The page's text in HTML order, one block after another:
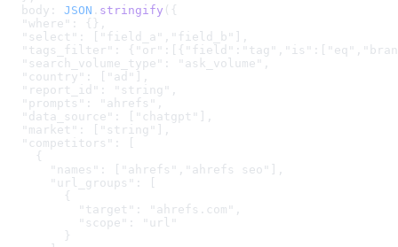
  body:
JSON . stringify ( {
  "where": {},
  "select": ["field_a","field_b"],
"tags_filter":
  "search_volume_type": "ask_volume",
  "country": ["ad"],
  "report_id": "string",
  "prompts": "ahrefs",
  "data_source": ["chatgpt"],
  "market": ["string"],
  "competitors": [
    {
      "names": ["ahrefs","ahrefs seo"],
      "url_groups": [
        {
          "target": "ahrefs.com",
          "scope": "url"
        }